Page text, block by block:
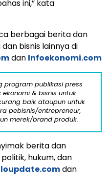
ini,” kata
berbagai berita dan
bisnis lainnya di
dan Infoekonomi.com
program publikasi press
& bisnis untuk
baik ataupun untuk
pebisnis/entrepreneur,
merek/brand produk.
berita dan
hukum, dan
dan